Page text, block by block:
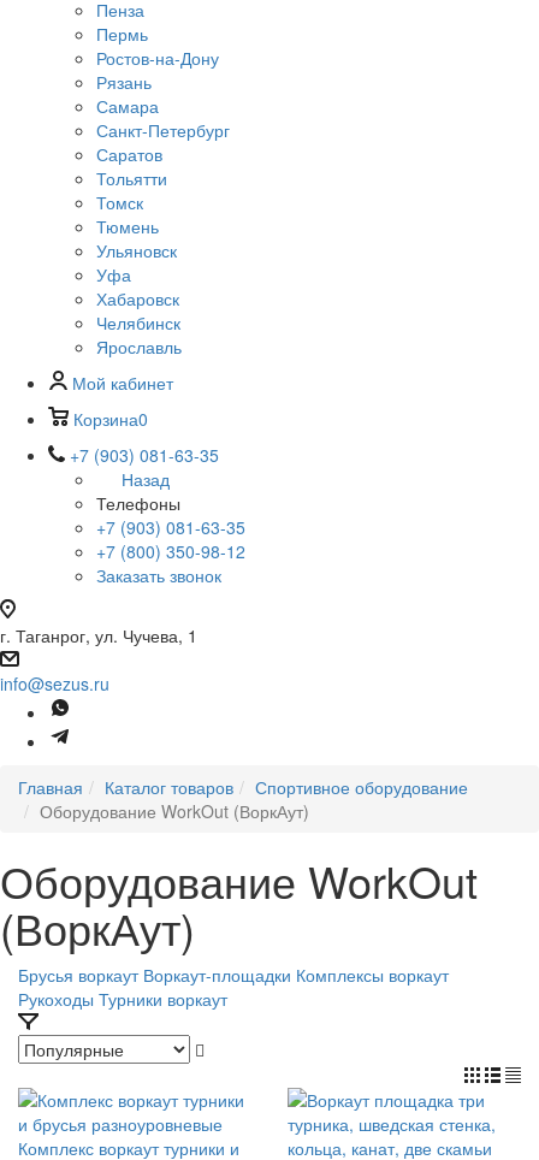
Пенза
Пермь
Ростов-на-Дону
Рязань
Самара
Санкт-Петербург
Саратов
Тольятти
Томск
Тюмень
Ульяновск
Уфа
Хабаровск
Челябинск
Ярославль
Мой кабинет
Корзина0
+7 (903) 081-63-35
Назад
Телефоны
+7 (903) 081-63-35
+7 (800) 350-98-12
Заказать звонок
г. Таганрог, ул. Чучева, 1
info@sezus.ru
Главная Каталог товаров
Спортивное оборудование
Оборудование WorkOut (ВоркАут)
Оборудование WorkOut
(ВоркАут)
Брусья воркаут Воркаут-площадки Комплексы воркаут
Рукоходы Турники воркаут
Комплекс воркаут турники и